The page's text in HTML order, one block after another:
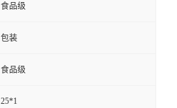
食品级
包装
食品级
25*1